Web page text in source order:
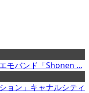
モバンド「Shonen ...
ョン」キャナルシティ